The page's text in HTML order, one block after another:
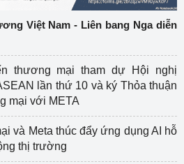
Việt Nam - Liên bang Nga diễn
thương mại tham dự Hội nghị
lần thứ 10 và ký Thỏa thuận
mại với META
và Meta thúc đẩy ứng dụng AI hỗ
thị trường